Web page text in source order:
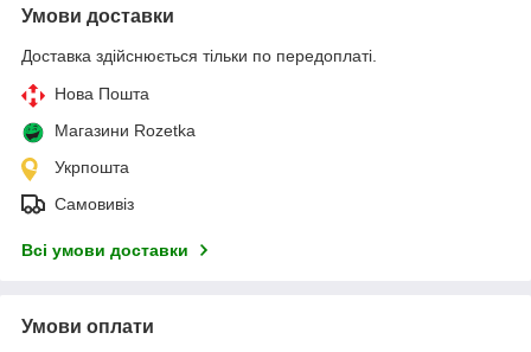
Умови доставки
Доставка здійснюється тільки по передоплаті.
Нова Пошта
Магазини Rozetka
Укрпошта
Самовивіз
Всі умови доставки
Умови оплати